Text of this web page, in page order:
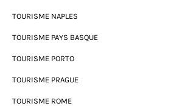
TOURISME NAPLES
TOURISME PAYS BASQUE
TOURISME PORTO
TOURISME PRAGUE
TOURISME ROME